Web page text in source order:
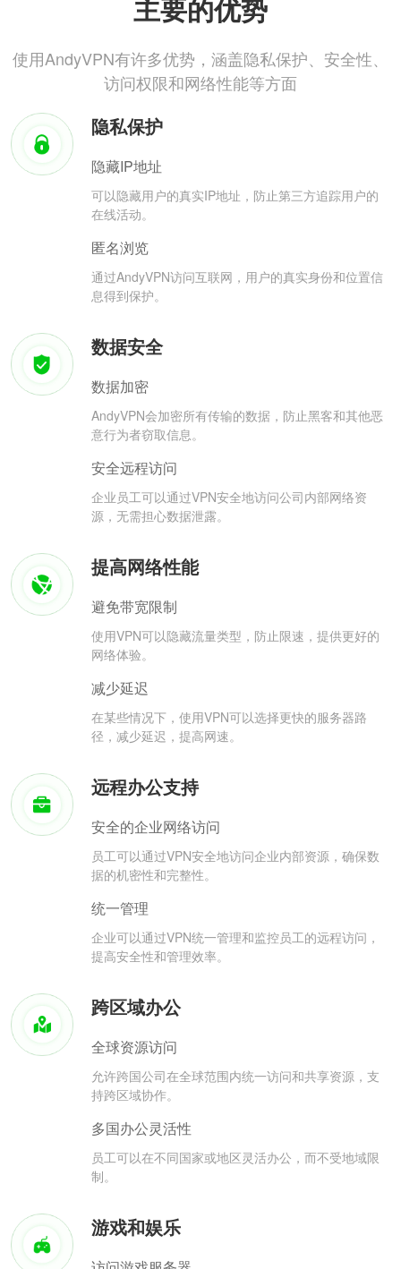
主要的优势
使用AndyVPN有许多优势，涵盖隐私保护、安全性、
访问权限和网络性能等方面
隐私保护
隐藏IP地址
可以隐藏用户的真实IP地址，防止第三方追踪用户的
在线活动。
匿名浏览
通过AndyVPN访问互联网，用户的真实身份和位置信
息得到保护。
数据安全
数据加密
AndyVPN会加密所有传输的数据，防止黑客和其他恶
意行为者窃取信息。
安全远程访问
企业员工可以通过VPN安全地访问公司内部网络资
源，无需担心数据泄露。
提高网络性能
避免带宽限制
使用VPN可以隐藏流量类型，防止限速，提供更好的
网络体验。
减少延迟
在某些情况下，使用VPN可以选择更快的服务器路
径，减少延迟，提高网速。
远程办公支持
安全的企业网络访问
员工可以通过VPN安全地访问企业内部资源，确保数
据的机密性和完整性。
统一管理
企业可以通过VPN统一管理和监控员工的远程访问，
提高安全性和管理效率。
跨区域办公
全球资源访问
允许跨国公司在全球范围内统一访问和共享资源，支
持跨区域协作。
多国办公灵活性
员工可以在不同国家或地区灵活办公，而不受地域限
制。
游戏和娱乐